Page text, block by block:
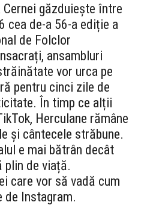
Cernei găzduiește între
cea de-a 56-a ediție a
de Folclor
ansambluri
vor urca pe
pentru cinci zile de
În timp ce alții
Herculane rămâne
și cântecele străbune.
e mai bătrân decât
plin de viață.
care vor să vadă cum
de Instagram.